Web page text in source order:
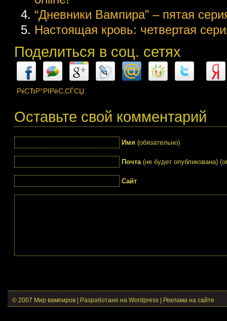
“Дневники Вампира” – пятая
Настоящая кровь: четвертая
Поделиться в соц. сетях
РќСЂР°РІРёС‚СЃСЏ
Оставьте свой комментарий
Имя (обязательно)
Почта(не будет опубликована)
Сайт
© 2007 Мир вампиров | Разработано на Wordpress | Реклама на сайте